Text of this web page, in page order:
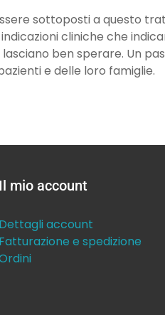
sottoposti a questo
cliniche che
ben sperare. Un
e delle loro famiglie.
Il mio account
Dettagli account
Fatturazione e spedizione